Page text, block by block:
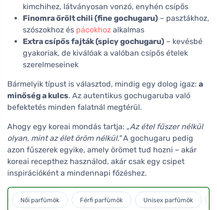
kimchihez, látványosan vonzó, enyhén csípős
Finomra őrölt chili (fine gochugaru) – pasztákhoz,
szószokhoz és pácokhoz alkalmas
Extra csípős fajták (spicy gochugaru) – kevésbé
gyakoriak, de kiválóak a valóban csípős ételek
szerelmeseinek
Bármelyik típust is választod, mindig egy dolog igaz: a
minőség a kulcs. Az autentikus gochugaruba való
befektetés minden falatnál megtérül.
Ahogy egy koreai mondás tartja: „Az étel fűszer nélkül
olyan, mint az élet öröm nélkül."A gochugaru pedig
azon fűszerek egyike, amely örömet tud hozni – akár
koreai recepthez használod, akár csak egy csipet
inspirációként a mindennapi főzéshez.
Női parfümök Férfi parfümök Unisex parfümök